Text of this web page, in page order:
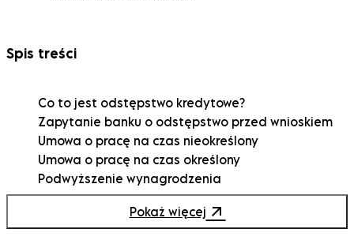
Spis treści
Co to jest odstępstwo kredytowe?
Zapytanie banku o odstępstwo przed wnioskiem
Umowa o pracę na czas nieokreślony
Umowa o pracę na czas określony
Podwyższenie wynagrodzenia
Działalność gospodarcza
Zbyt wysoki wiek jednego z kredytobiorców
Pokaż więcej